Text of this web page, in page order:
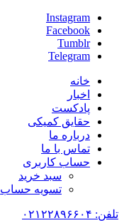
Instagram
Facebook
Tumblr
Telegram
خانه
اخبار
پادکست
حقایق کمیکی
درباره ما
تماس با ما
حساب کاربری
سبد خرید
تسویه حساب
تلفن: ۰۲۱۲۲۸۹۶۶۰۴